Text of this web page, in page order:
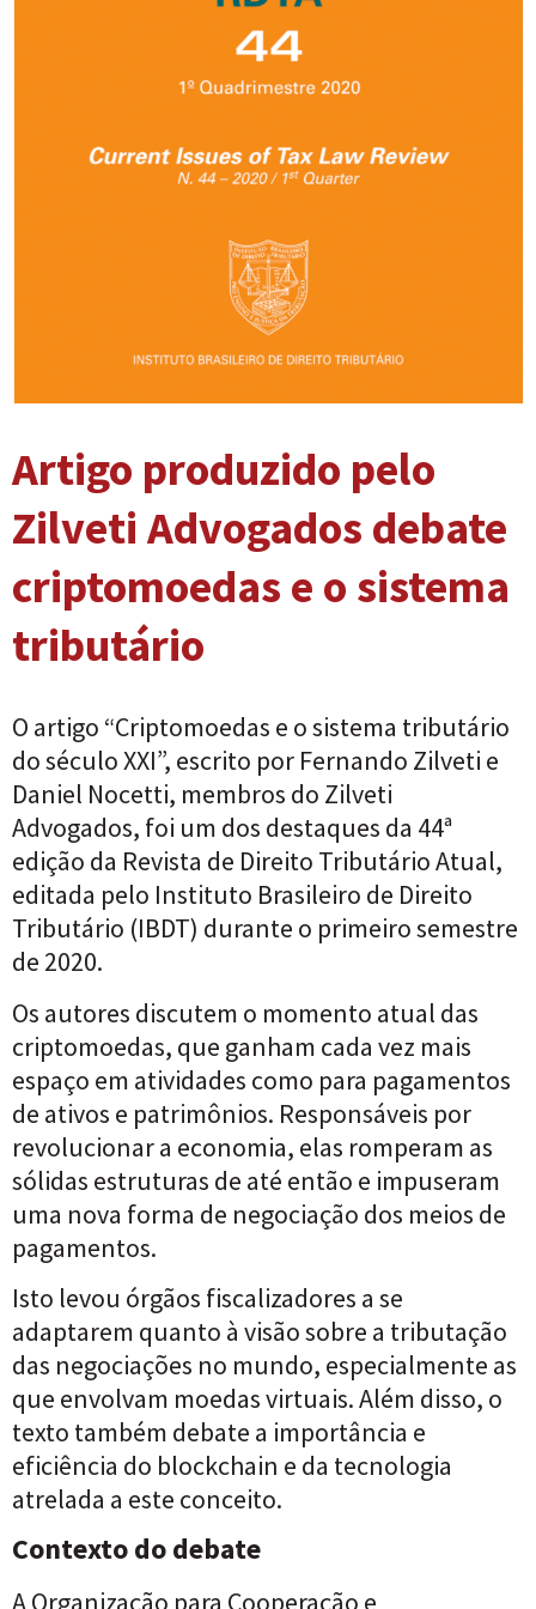
Artigo produzido pelo
Zilveti Advogados debate
criptomoedas e o sistema
tributário
O artigo “Criptomoedas e o sistema tributário
do século XXI”, escrito por Fernando Zilveti e
Daniel Nocetti, membros do Zilveti
Advogados, foi um dos destaques da 44ª
edição da Revista de Direito Tributário Atual,
editada pelo Instituto Brasileiro de Direito
Tributário (IBDT) durante o primeiro semestre
de 2020.
Os autores discutem o momento atual das
criptomoedas, que ganham cada vez mais
espaço em atividades como para pagamentos
de ativos e patrimônios. Responsáveis por
revolucionar a economia, elas romperam as
sólidas estruturas de até então e impuseram
uma nova forma de negociação dos meios de
pagamentos.
Isto levou órgãos fiscalizadores a se
adaptarem quanto à visão sobre a tributação
das negociações no mundo, especialmente as
que envolvam moedas virtuais. Além disso, o
texto também debate a importância e
eficiência do blockchain e da tecnologia
atrelada a este conceito.
Contexto do debate